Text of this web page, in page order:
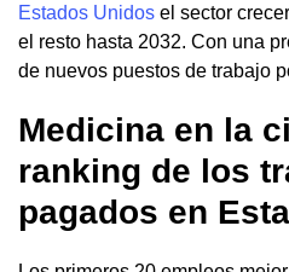
Estados Unidos el sector
el resto hasta 2032. Con una
de nuevos puestos de trabajo
Medicina en la
ranking de los
pagados en